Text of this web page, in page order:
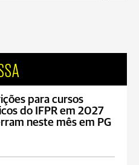
para cursos
do IFPR em 2027
neste mês em PG